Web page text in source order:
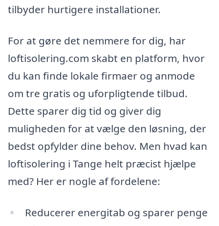
tilbyder hurtigere installationer.
For at gøre det nemmere for dig, har
loftisolering.com skabt en platform, hvor
du kan finde lokale firmaer og anmode
om tre gratis og uforpligtende tilbud.
Dette sparer dig tid og giver dig
muligheden for at vælge den løsning, der
bedst opfylder dine behov. Men hvad kan
loftisolering i Tange helt præcist hjælpe
med? Her er nogle af fordelene:
Reducerer energitab og sparer penge